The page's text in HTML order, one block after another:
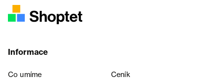
Informace
Co umíme
Ceník